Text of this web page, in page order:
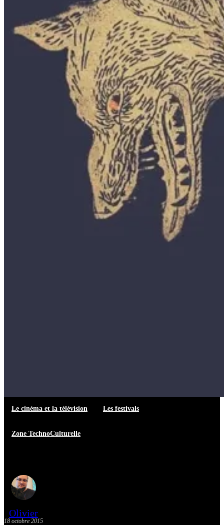
Le cinéma et la télévision Les festivals
Zone TechnoCulturelle
Olivier
18 octobre 2015